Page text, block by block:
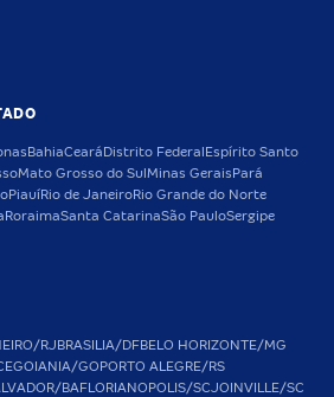
BahiaCeará Distrito Federal Espírito Santo
Mato Grosso do Sul Minas Gerais Pará
PiauíRio de JaneiroRio Grande do Norte
RoraimaSanta CatarinaSão PauloSergipe
RJBRASILIA/DFBELO HORIZONTE/MG
GOIANIA/GOPORTO ALEGRE/RS
BAFLORIANOPOLIS/SCJOINVILLE/SC